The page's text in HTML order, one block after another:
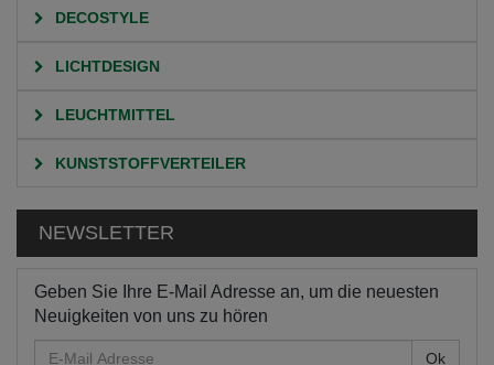
DECOSTYLE
LICHTDESIGN
LEUCHTMITTEL
KUNSTSTOFFVERTEILER
NEWSLETTER
Geben Sie Ihre E-Mail Adresse an, um die neuesten
Neuigkeiten von uns zu hören